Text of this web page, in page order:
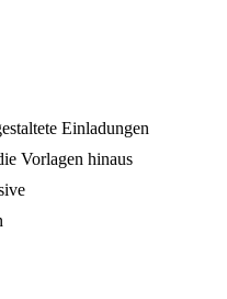
Einladungen
Vorlagen hinaus